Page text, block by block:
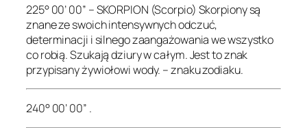
225° 00’ 00” – SKORPION (Scorpio) Skorpiony są
znane ze swoich intensywnych odczuć,
determinacji i silnego zaangażowania we wszystko
co robią. Szukają dziury w całym. Jest to znak
przypisany żywiołowi wody. – znaku zodiaku.
240° 00’ 00” .